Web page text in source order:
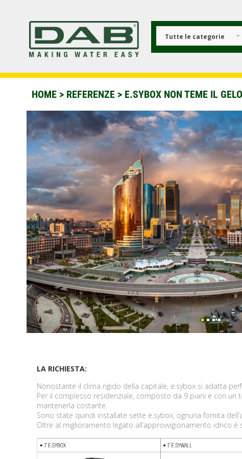
contenuto
Tutte le categorie
HOME > REFERENZE > E.SYBOX NON TEME IL
prev
LA RICHIESTA:
Nonostante il clima rigido della capitale, e.sybox si adatta
Per il complesso residenziale, composto da 9 piani e con
mantenerla costante.
Sono state quindi installate sette e.sybox, ognuna fornita
Oltre al miglioramento legato all’approvvigionamento idrico